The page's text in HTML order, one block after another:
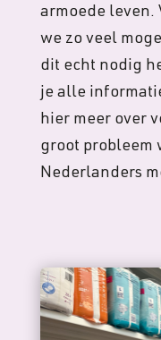
armoede leven.
we zo veel
dit echt nodig
je alle
hier meer over
groot probleem
Nederlanders